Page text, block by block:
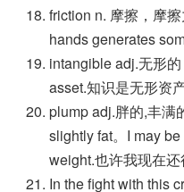
friction n. 摩擦，摩
hands generates
intangible adj.无形
asset.知识是无形资产
plump adj.胖的,丰满
slightly fat。I may
weight.也许我现在还
In the fight with this